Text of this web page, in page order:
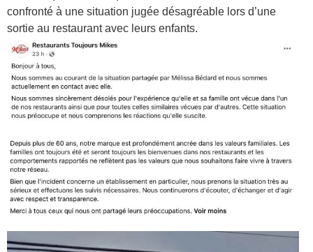
confronté à une situation jugée désagréable lors d’une
sortie au restaurant avec leurs enfants.